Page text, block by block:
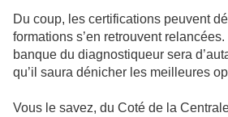
Du coup, les certifications peuvent
formations s’en retrouvent
banque du diagnostiqueur sera
qu’il saura dénicher les meilleures
Vous le savez, du Coté de la